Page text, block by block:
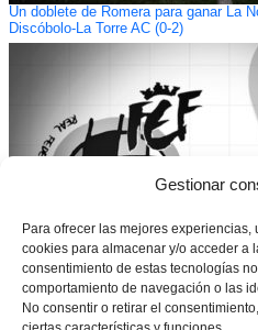
Gestionar
Para ofrecer las mejores
cookies para almacenar y/o acceder a
consentimiento de estas tecnologías
comportamiento de navegación o las
No consentir o retirar el
Un doblete de Romera para ganar La
Discóbolo-La Torre AC (0-2)
Minuto de silencio por las víctimas de